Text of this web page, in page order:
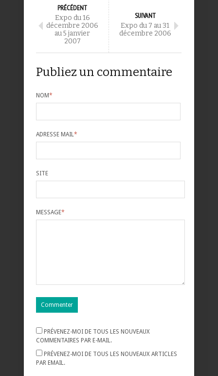
PRÉCÉDENT
Expo du 16
décembre 2006
au 5 janvier
2007
SUIVANT
Expo du 7 au 31
décembre 2006
Publiez un commentaire
NOM*
ADRESSE MAIL *
SITE
MESSAGE*
PRÉVENEZ-MOI DE TOUS LES NOUVEAUX
COMMENTAIRES PAR E-MAIL.
PRÉVENEZ-MOI DE TOUS LES NOUVEAUX ARTICLES
PAR EMAIL.